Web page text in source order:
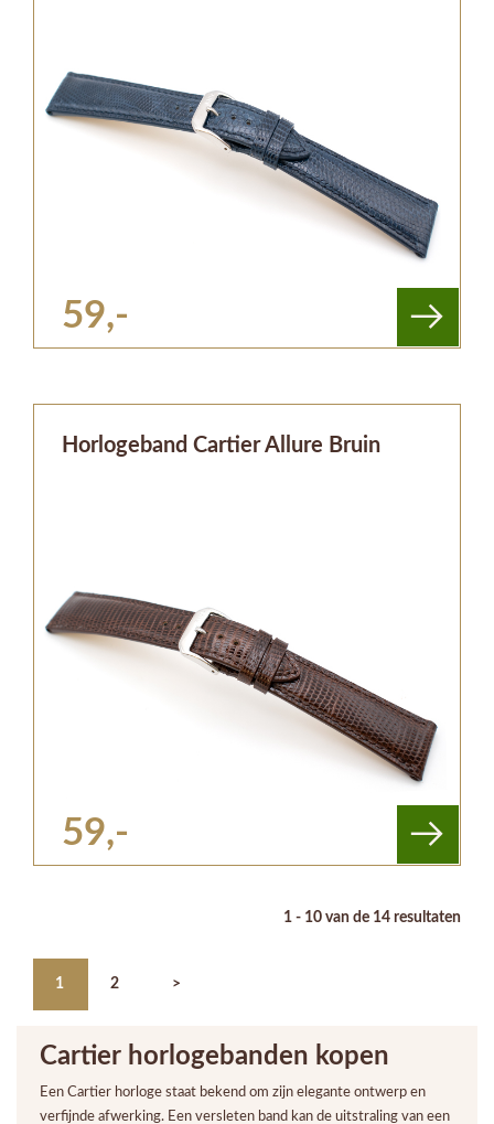
59,-
Horlogeband Cartier Allure Bruin
59,-
1 - 10 van de 14 resultaten
1 2 >
Cartier horlogebanden kopen
Een Cartier horloge staat bekend om zijn elegante ontwerp en
verfijnde afwerking. Een versleten band kan de uitstraling van een